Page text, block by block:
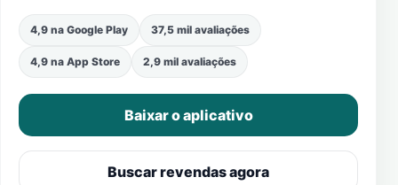
4,9 na Google Play 37,5 mil avaliações
4,9 na App Store 2,9 mil avaliações
Baixar o aplicativo
Buscar revendas agora